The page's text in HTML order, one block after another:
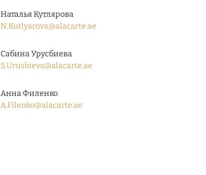
Наталья Кутлярова
N.Kutlyarova@alacarte.ae
Сабина Урусбиева
S.Urusbieva@alacarte.ae
Анна Филенко
A.Filenko@alacarte.ae